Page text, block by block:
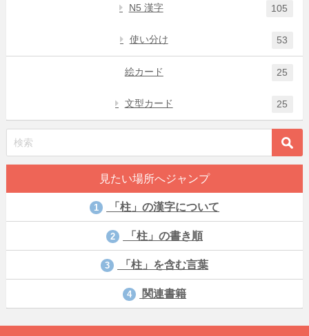
N5 漢字 105
使い分け 53
絵カード 25
文型カード 25
見たい場所へジャンプ
1 「柱」の漢字について
2 「柱」の書き順
3 「柱」を含む言葉
4 関連書籍